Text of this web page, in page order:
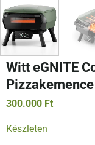
Witt eGNITE
300.000 Ft
Készleten